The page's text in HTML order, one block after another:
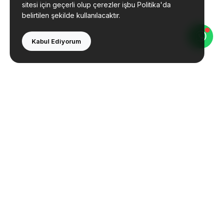
sitesi için geçerli olup çerezler işbu Politika'da
belirtilen şekilde kullanılacaktır.
Kabul Ediyorum